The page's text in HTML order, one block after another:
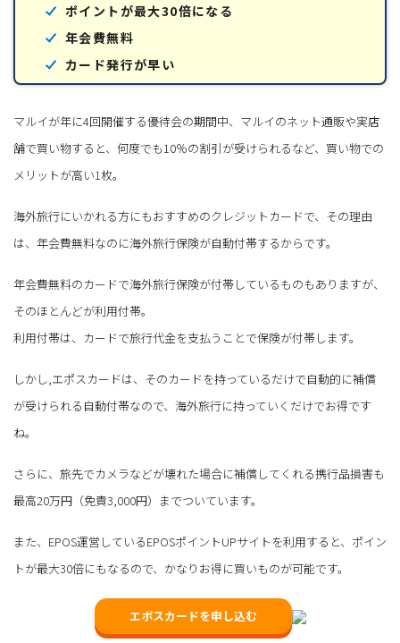
ポイントが最大30倍になる
年会費無料
カード発行が早い
マルイが年に4回開催する優待会の期間中、マルイのネット通販や実店
舗で買い物すると、何度でも10％の割引が受けられるなど、買い物での
メリットが高い1枚。
海外旅行にいかれる方にもおすすめのクレジットカードで、その理由
は、年会費無料なのに海外旅行保険が自動付帯するからです。
年会費無料のカードで海外旅行保険が付帯しているものもありますが、
そのほとんどが利用付帯。
利用付帯は、カードで旅行代金を支払うことで保険が付帯します。
しかし,エポスカードは、そのカードを持っているだけで自動的に補償
が受けられる自動付帯なので、海外旅行に持っていくだけでお得です
ね。
さらに、旅先でカメラなどが壊れた場合に補償してくれる携行品損害も
最高20万円（免責3,000円）までついています。
また、EPOS運営しているEPOSポイントUPサイトを利用すると、ポイン
トが最大30倍にもなるので、かなりお得に買いものが可能です。
エポスカードを申し込む